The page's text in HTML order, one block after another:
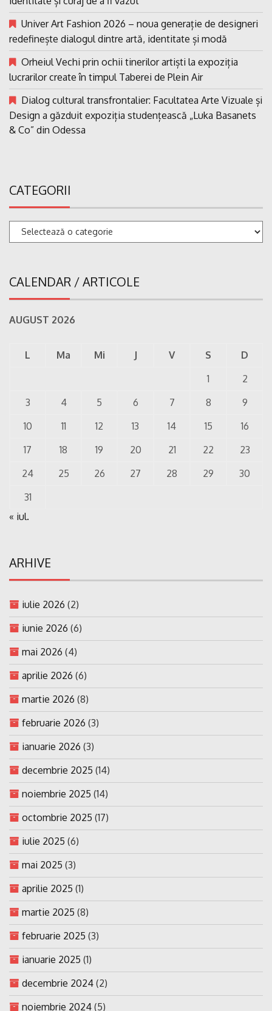
Univer Art Fashion 2026 – noua generație de designeri
redefinește dialogul dintre artă, identitate și modă
Orheiul Vechi prin ochii tinerilor artiști la expoziția
lucrarilor create în timpul Taberei de Plein Air
Dialog cultural transfrontalier: Facultatea Arte Vizuale și
Design a găzduit expoziția studențească „Luka Basanets
& Co” din Odessa
CATEGORII
Categorii
CALENDAR / ARTICOLE
AUGUST 2026
L Ma Mi J V S
D
1
2
3
4 5 6 7 8
9
10
11 12 13 14 15
16
17
18 19 20 21 22
23
24
25 26 27 28 29
30
31
« iul.
ARHIVE
iulie 2026 (2)
iunie 2026 (6)
mai 2026 (4)
aprilie 2026 (6)
martie 2026 (8)
februarie 2026 (3)
ianuarie 2026 (3)
decembrie 2025 (14)
noiembrie 2025 (14)
octombrie 2025 (17)
iulie 2025 (6)
mai 2025 (3)
aprilie 2025 (1)
martie 2025 (8)
februarie 2025 (3)
ianuarie 2025 (1)
decembrie 2024 (2)
noiembrie 2024 (5)